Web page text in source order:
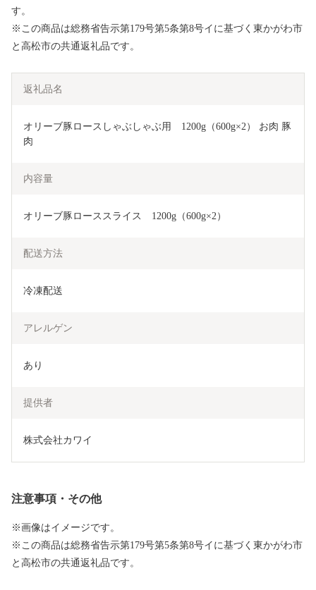
す。
※この商品は総務省告示第179号第5条第8号イに基づく東かがわ市
と高松市の共通返礼品です。
返礼品名
オリーブ豚ロースしゃぶしゃぶ用　1200g（600g×2） お肉 豚
肉
内容量
オリーブ豚ローススライス　1200g（600g×2）
配送方法
冷凍配送
アレルゲン
あり
提供者
株式会社カワイ
注意事項・その他
※画像はイメージです。
※この商品は総務省告示第179号第5条第8号イに基づく東かがわ市
と高松市の共通返礼品です。